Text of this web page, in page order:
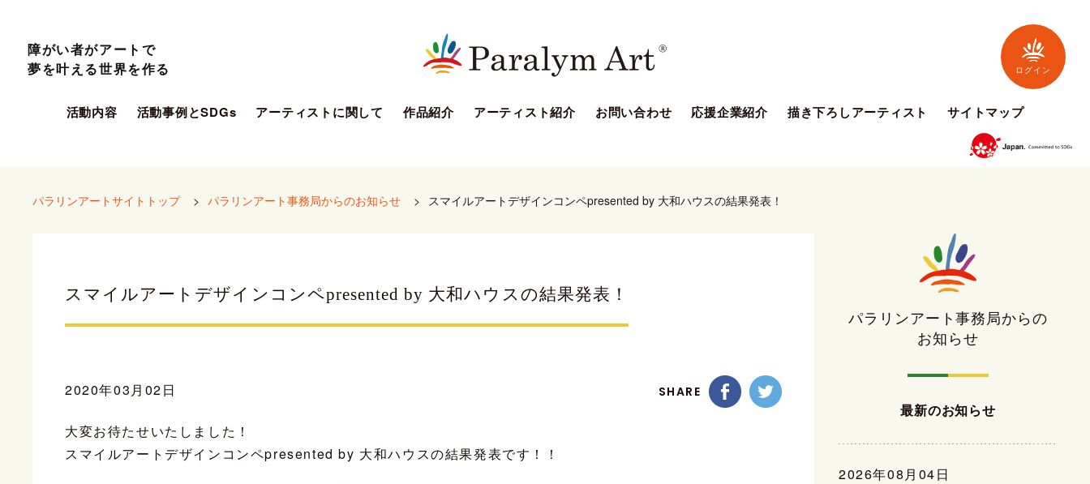
活動内容 活動事例とSDGs アーティストに関して 作品紹介 アーティスト紹介 お問い合わせ 応援企業紹介 描き下ろしアーティスト サイトマップ
障がい者がアートで
夢を叶える世界を作る
ログイン
パラリンアートサイトトップ > パラリンアート事務局からのお知らせ > スマイルアートデザインコンペpresented by 大和ハウスの結果発表！
スマイルアートデザインコンペpresented by 大和ハウスの結果発表！
2020年03月02日 SHARE
大変お待たせいたしました！
スマイルアートデザインコンペpresented by 大和ハウスの結果発表です！！
パラリンアート事務局からの
お知らせ
最新のお知らせ
2026年08月04日